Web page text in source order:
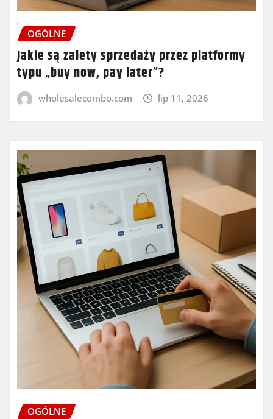
OGÓLNE
Jakie są zalety sprzedaży przez platformy
typu „buy now, pay later”?
wholesalecombo.com lip 11, 2026
OGÓLNE